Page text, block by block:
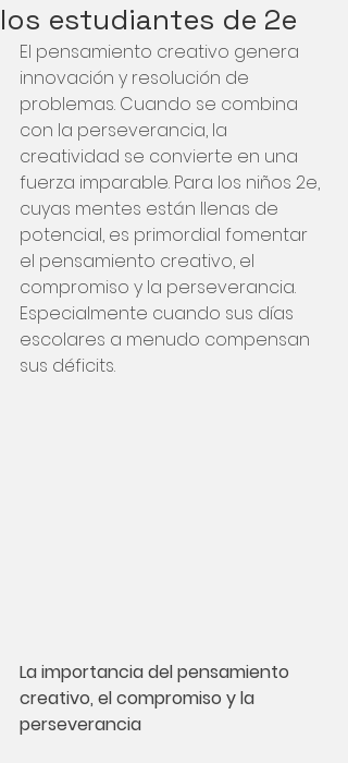
los estudiantes de 2e
El pensamiento creativo genera
innovación y resolución de
problemas. Cuando se combina
con la perseverancia, la
creatividad se convierte en una
fuerza imparable. Para los niños 2e,
cuyas mentes están llenas de
potencial, es primordial fomentar
el pensamiento creativo, el
compromiso y la perseverancia.
Especialmente cuando sus días
escolares a menudo compensan
sus déficits.
La importancia del pensamiento
creativo, el compromiso y la
perseverancia